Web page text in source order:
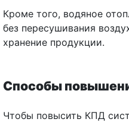
Кроме того, водяное
без пересушивания
хранение продукции.
Способы
Чтобы повысить КПД